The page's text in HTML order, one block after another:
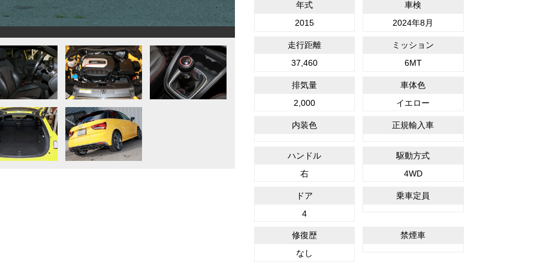
年式
2015
車検
2024年8月
走行距離
37,460
ミッション
6MT
排気量
2,000
車体色
イエロー
内装色 正規輸入車
ハンドル
右
駆動方式
4WD
ドア
4
乗車定員
修復歴
なし
禁煙車